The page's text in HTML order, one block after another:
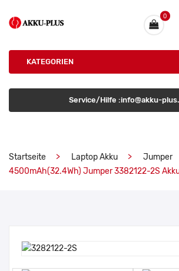
0
KATEGORIEN
Service/Hilfe :info@akku-
Startseite Laptop Akku
Jumper
4500mAh(32.4Wh) Jumper 3382122-2S